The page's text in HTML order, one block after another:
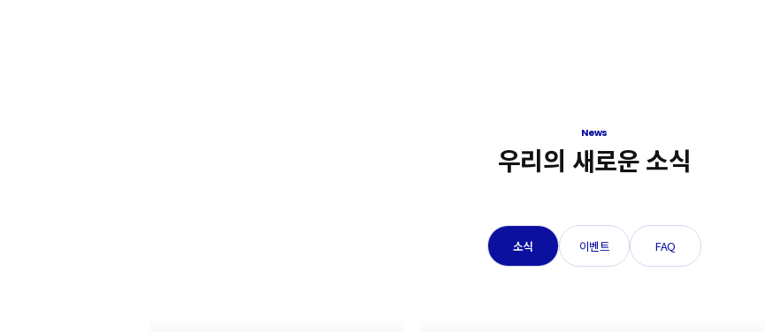
News
우리의 새로운 소식
소식 이벤트 FAQ